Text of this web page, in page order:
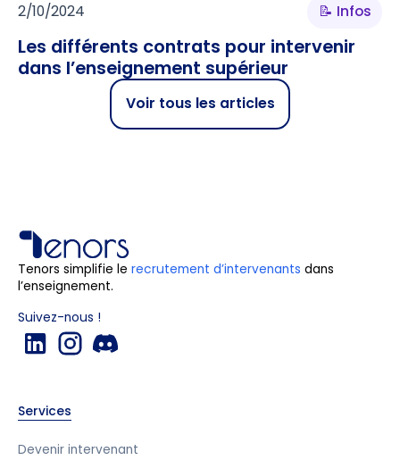
2/10/2024 📝 Infos
Les différents contrats pour intervenir
dans l’enseignement supérieur
Voir tous les articles
Tenors simplifie le recrutement d’intervenants dans
l’enseignement.
Suivez-nous !
Services
Devenir intervenant